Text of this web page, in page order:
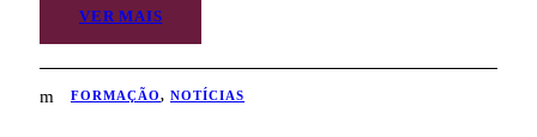
VER MAIS
FORMAÇÃO, NOTÍCIAS